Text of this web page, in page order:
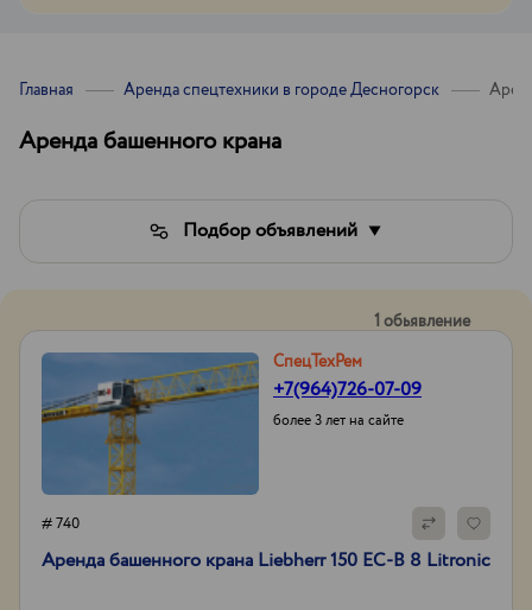
Главная Аренда спецтехники в городе Десногорск
Аренда башенного крана
Подбор объявлений
1 обьявление
СпецТехРем
+7(964)726-07-09
более 3 лет на сайте
# 740
Аренда башенного крана Liebherr 150 EC-B 8 Litronic